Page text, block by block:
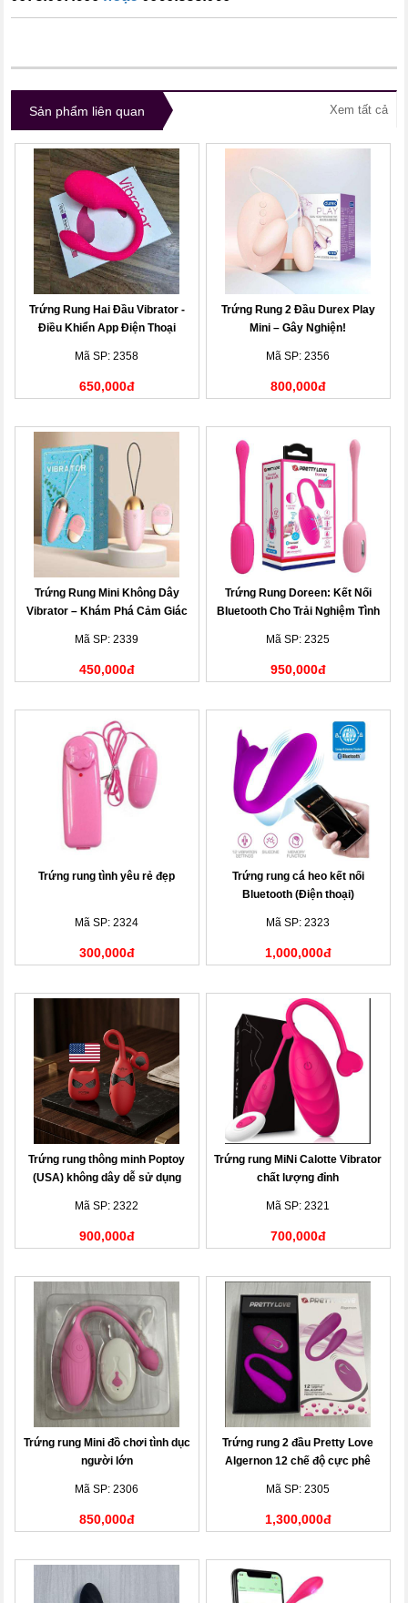
Sản phẩm liên quan Xem tất cả
Trứng Rung Hai Đầu Vibrator -
Điều Khiển App Điện Thoại
Mã SP: 2358
650,000đ
Trứng Rung 2 Đầu Durex Play
Mini – Gây Nghiện!
Mã SP: 2356
800,000đ
Trứng Rung Mini Không Dây
Vibrator – Khám Phá Cảm Giác
Mã SP: 2339
450,000đ
Trứng Rung Doreen: Kết Nối
Bluetooth Cho Trải Nghiệm Tình
Mã SP: 2325
950,000đ
Trứng rung tình yêu rẻ đẹp
Mã SP: 2324
300,000đ
Trứng rung cá heo kết nối
Bluetooth (Điện thoại)
Mã SP: 2323
1,000,000đ
Trứng rung thông minh Poptoy
(USA) không dây dễ sử dụng
Mã SP: 2322
900,000đ
Trứng rung MiNi Calotte Vibrator
chất lượng đỉnh
Mã SP: 2321
700,000đ
Trứng rung Mini đồ chơi tình dục
người lớn
Mã SP: 2306
850,000đ
Trứng rung 2 đầu Pretty Love
Algernon 12 chế độ cực phê
Mã SP: 2305
1,300,000đ